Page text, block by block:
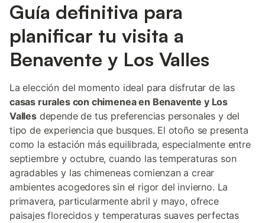
Guía definitiva para
planificar tu visita a
Benavente y Los Valles
La elección del momento ideal para disfrutar de las
casas rurales con chimenea en Benavente y Los
Vallesdepende de tus preferencias personales y del
tipo de experiencia que busques. El otoño se presenta
como la estación más equilibrada, especialmente entre
septiembre y octubre, cuando las temperaturas son
agradables y las chimeneas comienzan a crear
ambientes acogedores sin el rigor del invierno. La
primavera, particularmente abril y mayo, ofrece
paisajes florecidos y temperaturas suaves perfectas